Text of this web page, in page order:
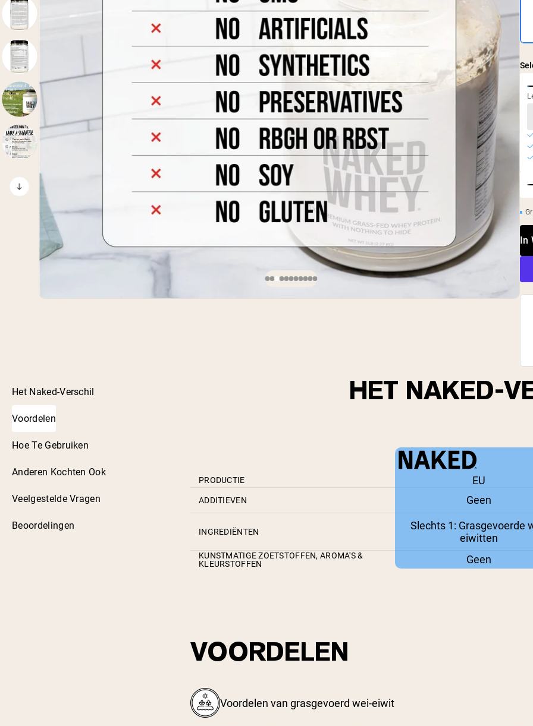
Het Naked-Verschil
Voordelen
Hoe Te Gebruiken
Anderen Kochten Ook
Veelgestelde Vragen
Beoordelingen
HET NAKED-
PRODUCTIE EU
ADDITIEVEN Geen
INGREDIËNTEN
Slechts 1: Grasgevoerde
eiwitten
KUNSTMATIGE ZOETSTOFFEN, AROMA'S &
KLEURSTOFFEN
Geen
VOORDELEN
Voordelen van grasgevoerd wei-eiwit